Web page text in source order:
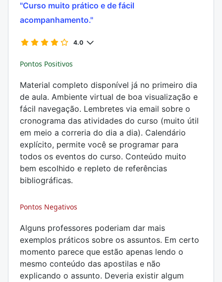
"Curso muito prático e de fácil
acompanhamento."
4.0
Pontos Positivos
Material completo disponível já no primeiro dia
de aula. Ambiente virtual de boa visualização e
fácil navegação. Lembretes via email sobre o
cronograma das atividades do curso (muito útil
em meio a correria do dia a dia). Calendário
explícito, permite você se programar para
todos os eventos do curso. Conteúdo muito
bem escolhido e repleto de referências
bibliográficas.
Pontos Negativos
Alguns professores poderiam dar mais
exemplos práticos sobre os assuntos. Em certo
momento parece que estão apenas lendo o
mesmo conteúdo das apostilas e não
explicando o assunto. Deveria existir algum